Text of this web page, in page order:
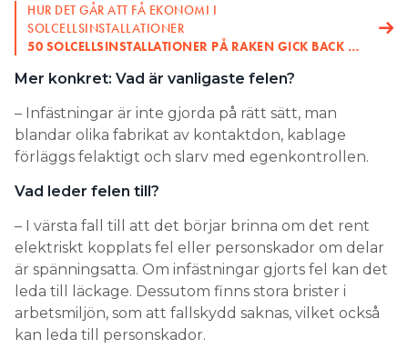
HUR DET GÅR ATT FÅ EKONOMI I
SOLCELLSINSTALLATIONER
50 SOLCELLSINSTALLATIONER PÅ RAKEN GICK BACK …
Mer konkret: Vad är vanligaste felen?
– Infästningar är inte gjorda på rätt sätt, man
blandar olika fabrikat av kontaktdon, kablage
förläggs felaktigt och slarv med egenkontrollen.
Vad leder felen till?
– I värsta fall till att det börjar brinna om det rent
elektriskt kopplats fel eller personskador om delar
är spänningsatta. Om infästningar gjorts fel kan det
leda till läckage. Dessutom finns stora brister i
arbetsmiljön, som att fallskydd saknas, vilket också
kan leda till personskador.